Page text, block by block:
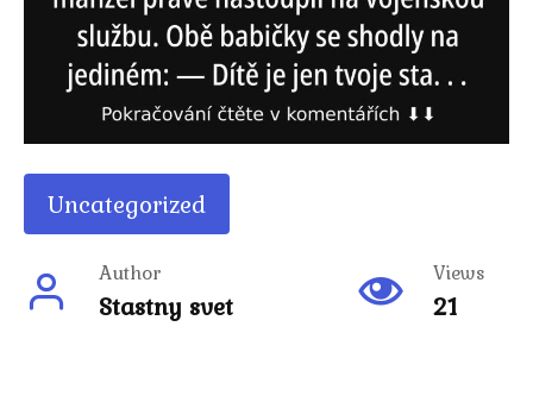
Uncategorized
Author
Stastny svet
Views
21